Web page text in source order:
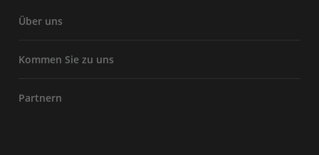
Über uns
Kommen Sie zu uns
Partnern